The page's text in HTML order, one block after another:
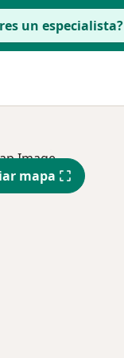
un especialista?
Mié
12 Ago
mapa